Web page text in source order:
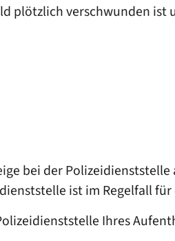
plötzlich verschwunden
bei der
ist im Regelfall
Ihres